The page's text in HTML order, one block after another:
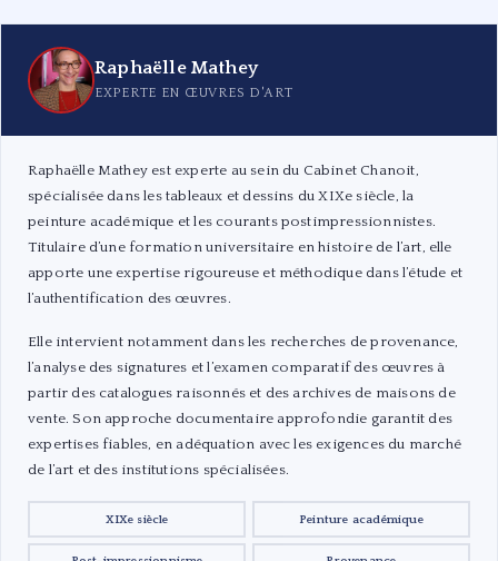
Raphaëlle Mathey
EXPERTE EN ŒUVRES D'ART
Raphaëlle Mathey est experte au sein du Cabinet Chanoit,
spécialisée dans les tableaux et dessins du XIXe siècle, la
peinture académique et les courants postimpressionnistes.
Titulaire d’une formation universitaire en histoire de l’art, elle
apporte une expertise rigoureuse et méthodique dans l’étude et
l’authentification des œuvres.
Elle intervient notamment dans les recherches de provenance,
l’analyse des signatures et l’examen comparatif des œuvres à
partir des catalogues raisonnés et des archives de maisons de
vente. Son approche documentaire approfondie garantit des
expertises fiables, en adéquation avec les exigences du marché
de l’art et des institutions spécialisées.
XIXe siècle Peinture académique